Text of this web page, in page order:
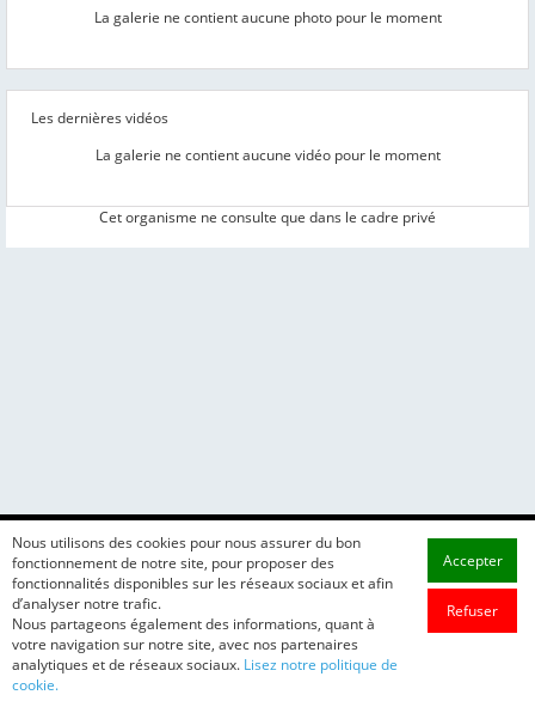
La galerie ne contient aucune photo pour le moment
Les dernières vidéos
La galerie ne contient aucune vidéo pour le moment
Cet organisme ne consulte que dans le cadre privé
Nous utilisons des cookies pour nous assurer du bon
fonctionnement de notre site, pour proposer des
fonctionnalités disponibles sur les réseaux sociaux et afin
d’analyser notre trafic.
Nous partageons également des informations, quant à
votre navigation sur notre site, avec nos partenaires
analytiques et de réseaux sociaux. Lisez notre politique de
cookie.
Accepter
Refuser